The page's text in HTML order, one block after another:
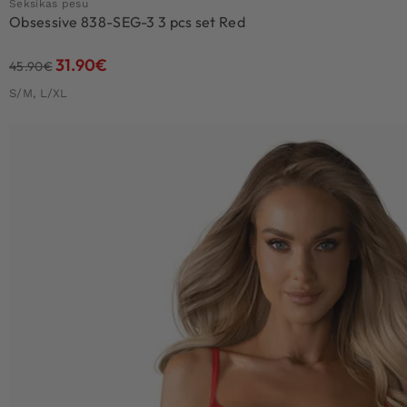
Seksikas pesu
Obsessive 838-SEG-3 3 pcs set Red
45.90€31.90€
S/M, L/XL